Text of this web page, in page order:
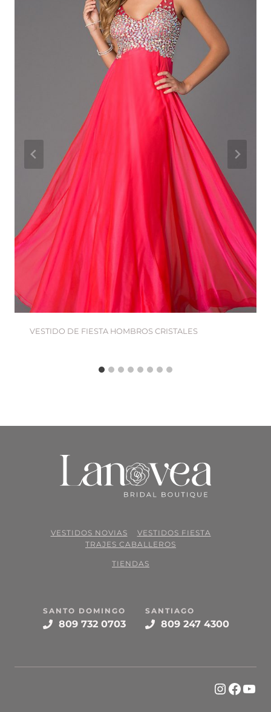
VESTIDO DE FIESTA HOMBROS CRISTALES
VESTIDOS NOVIAS
VESTIDOS FIESTA
TRAJES CABALLEROS
TIENDAS
SANTO DOMINGO
809 732 0703
SANTIAGO
809 247 4300